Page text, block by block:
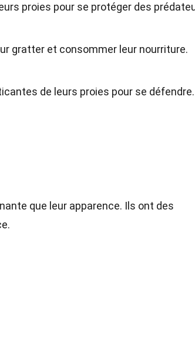
proies pour se protéger des
gratter et consommer leur nourriture.
de leurs proies pour se défendre.
que leur apparence. Ils ont des